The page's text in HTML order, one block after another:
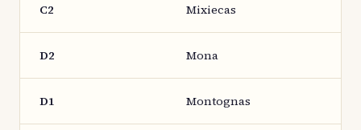
C2 Mixiecas
D2 Mona
D1 Montognas